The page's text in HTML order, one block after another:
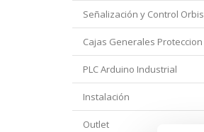
Señalización y Control Orbis
Cajas Generales Proteccion
PLC Arduino Industrial
Instalación
Outlet